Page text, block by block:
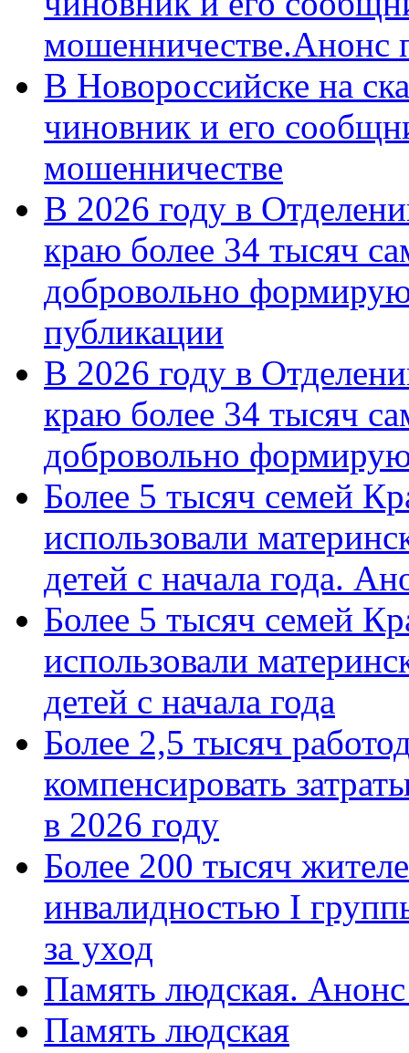
мошенничестве.Анонс
В Новороссийске на
чиновник и его
мошенничестве
В 2026 году в
краю более 34 тысяч
добровольно
публикации
В 2026 году в
краю более 34 тысяч
добровольно
Более 5 тысяч семей
использовали
детей с начала года.
Более 5 тысяч семей
использовали
детей с начала года
Более 2,5 тысяч
компенсировать
в 2026 году
Более 200 тысяч
инвалидностью I
за уход
Память людская.
Память людская